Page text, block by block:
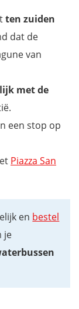
ten zuiden
dat de
van
met de
een stop op
Piazza San
en bestel
je